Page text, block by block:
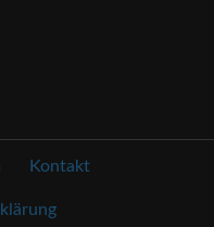
Kontakt